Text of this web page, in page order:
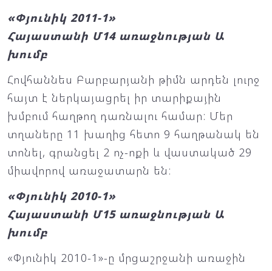
«Փյունիկ 2011-1»
Հայաստանի Մ14 առաջնության Ա
խումբ
Հովհաննես Բարբարյանի թիմն արդեն լուրջ
հայտ է ներկայացրել իր տարիքային
խմբում հաղթող դառնալու համար: Մեր
տղաները 11 խաղից հետո 9 հաղթանակ են
տոնել, գրանցել 2 ոչ-ոքի և վաստակած 29
միավորով առաջատարն են:
«Փյունիկ 2010-1»
Հայաստանի Մ15 առաջնության Ա
խումբ
«Փյունիկ 2010-1»-ը մրցաշրջանի առաջին